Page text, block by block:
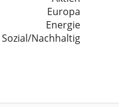
Europa
Energie
Sozial/Nachhaltig